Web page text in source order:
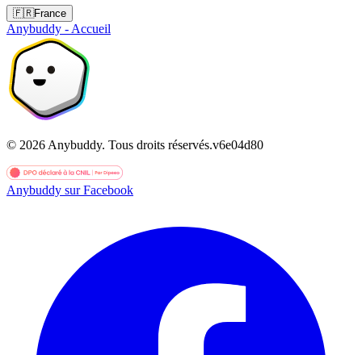
🇫🇷France
Anybuddy - Accueil
© 2026 Anybuddy. Tous droits réservés.v6e04d80
Anybuddy sur Facebook